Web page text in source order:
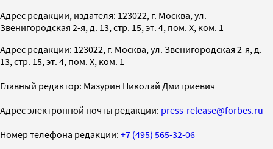
Адрес редакции, издателя: 123022, г. Москва, ул.
Звенигородская 2-я, д. 13, стр. 15, эт. 4, пом. X, ком. 1
Адрес редакции: 123022, г. Москва, ул. Звенигородская 2-я, д.
13, стр. 15, эт. 4, пом. X, ком. 1
Главный редактор: Мазурин Николай Дмитриевич
Адрес электронной почты редакции: press-release@forbes.ru
Номер телефона редакции: +7 (495) 565-32-06